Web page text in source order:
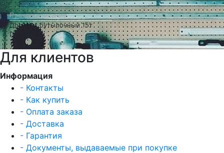
Полное описание
Домкрат бутылочный 15т
Профи
Для клиентов
Информация
- Контакты
- Как купить
- Оплата заказа
- Доставка
- Гарантия
- Документы, выдаваемые при покупке